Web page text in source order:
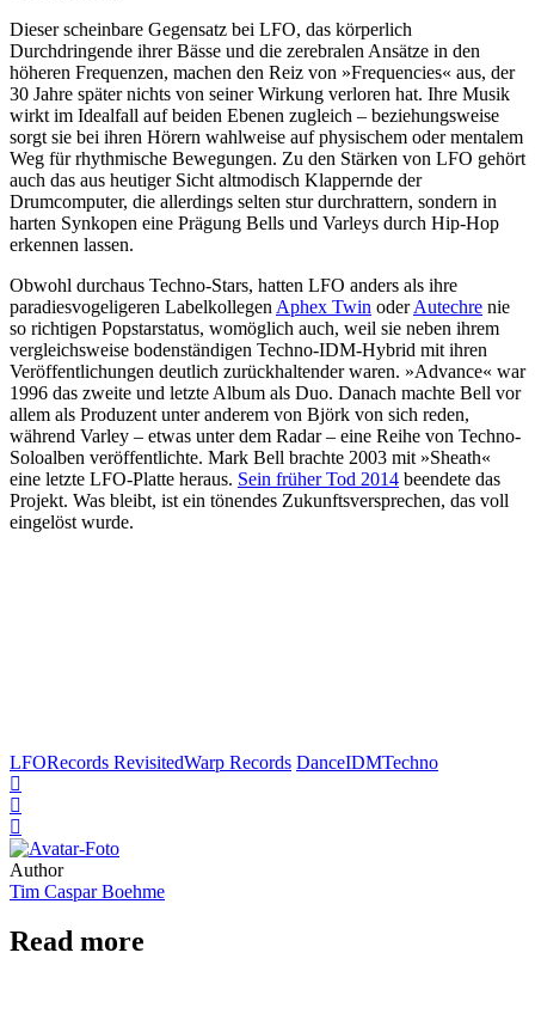
Dieser scheinbare Gegensatz bei LFO, das körperlich
Durchdringende ihrer Bässe und die zerebralen Ansätze in den
höheren Frequenzen, machen den Reiz von »Frequencies« aus, der
30 Jahre später nichts von seiner Wirkung verloren hat. Ihre Musik
wirkt im Idealfall auf beiden Ebenen zugleich – beziehungsweise
sorgt sie bei ihren Hörern wahlweise auf physischem oder mentalem
Weg für rhythmische Bewegungen. Zu den Stärken von LFO gehört
auch das aus heutiger Sicht altmodisch Klappernde der
Drumcomputer, die allerdings selten stur durchrattern, sondern in
harten Synkopen eine Prägung Bells und Varleys durch Hip-Hop
erkennen lassen.
Obwohl durchaus Techno-Stars, hatten LFO anders als ihre
paradiesvogeligeren Labelkollegen Aphex Twin oderAutechre nie
so richtigen Popstarstatus, womöglich auch, weil sie neben ihrem
vergleichsweise bodenständigen Techno-IDM-Hybrid mit ihren
Veröffentlichungen deutlich zurückhaltender waren. »Advance« war
1996 das zweite und letzte Album als Duo. Danach machte Bell vor
allem als Produzent unter anderem von Björk von sich reden,
während Varley – etwas unter dem Radar – eine Reihe von Techno-
Soloalben veröffentlichte. Mark Bell brachte 2003 mit »Sheath«
eine letzte LFO-Platte heraus. Sein früher Tod 2014 beendete das
Projekt. Was bleibt, ist ein tönendes Zukunftsversprechen, das voll
eingelöst wurde.
LFORecords RevisitedWarp Records DanceIDMTechno
Author
Tim Caspar Boehme
Read more